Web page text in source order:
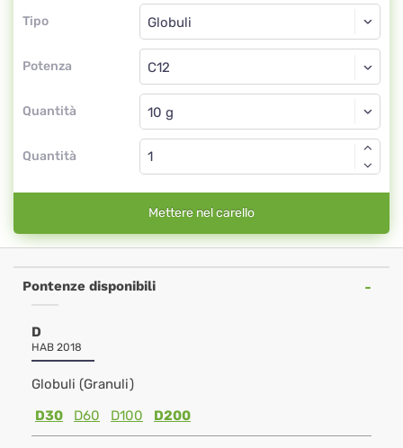
Tipo
Tipo
Potenza
Globuli
C12
Quantità
Globuli
Quantità
Mettere nel carello
Pontenze disponibili
D
HAB 2018
Globuli (Granuli)
D30
D60 D100 D200